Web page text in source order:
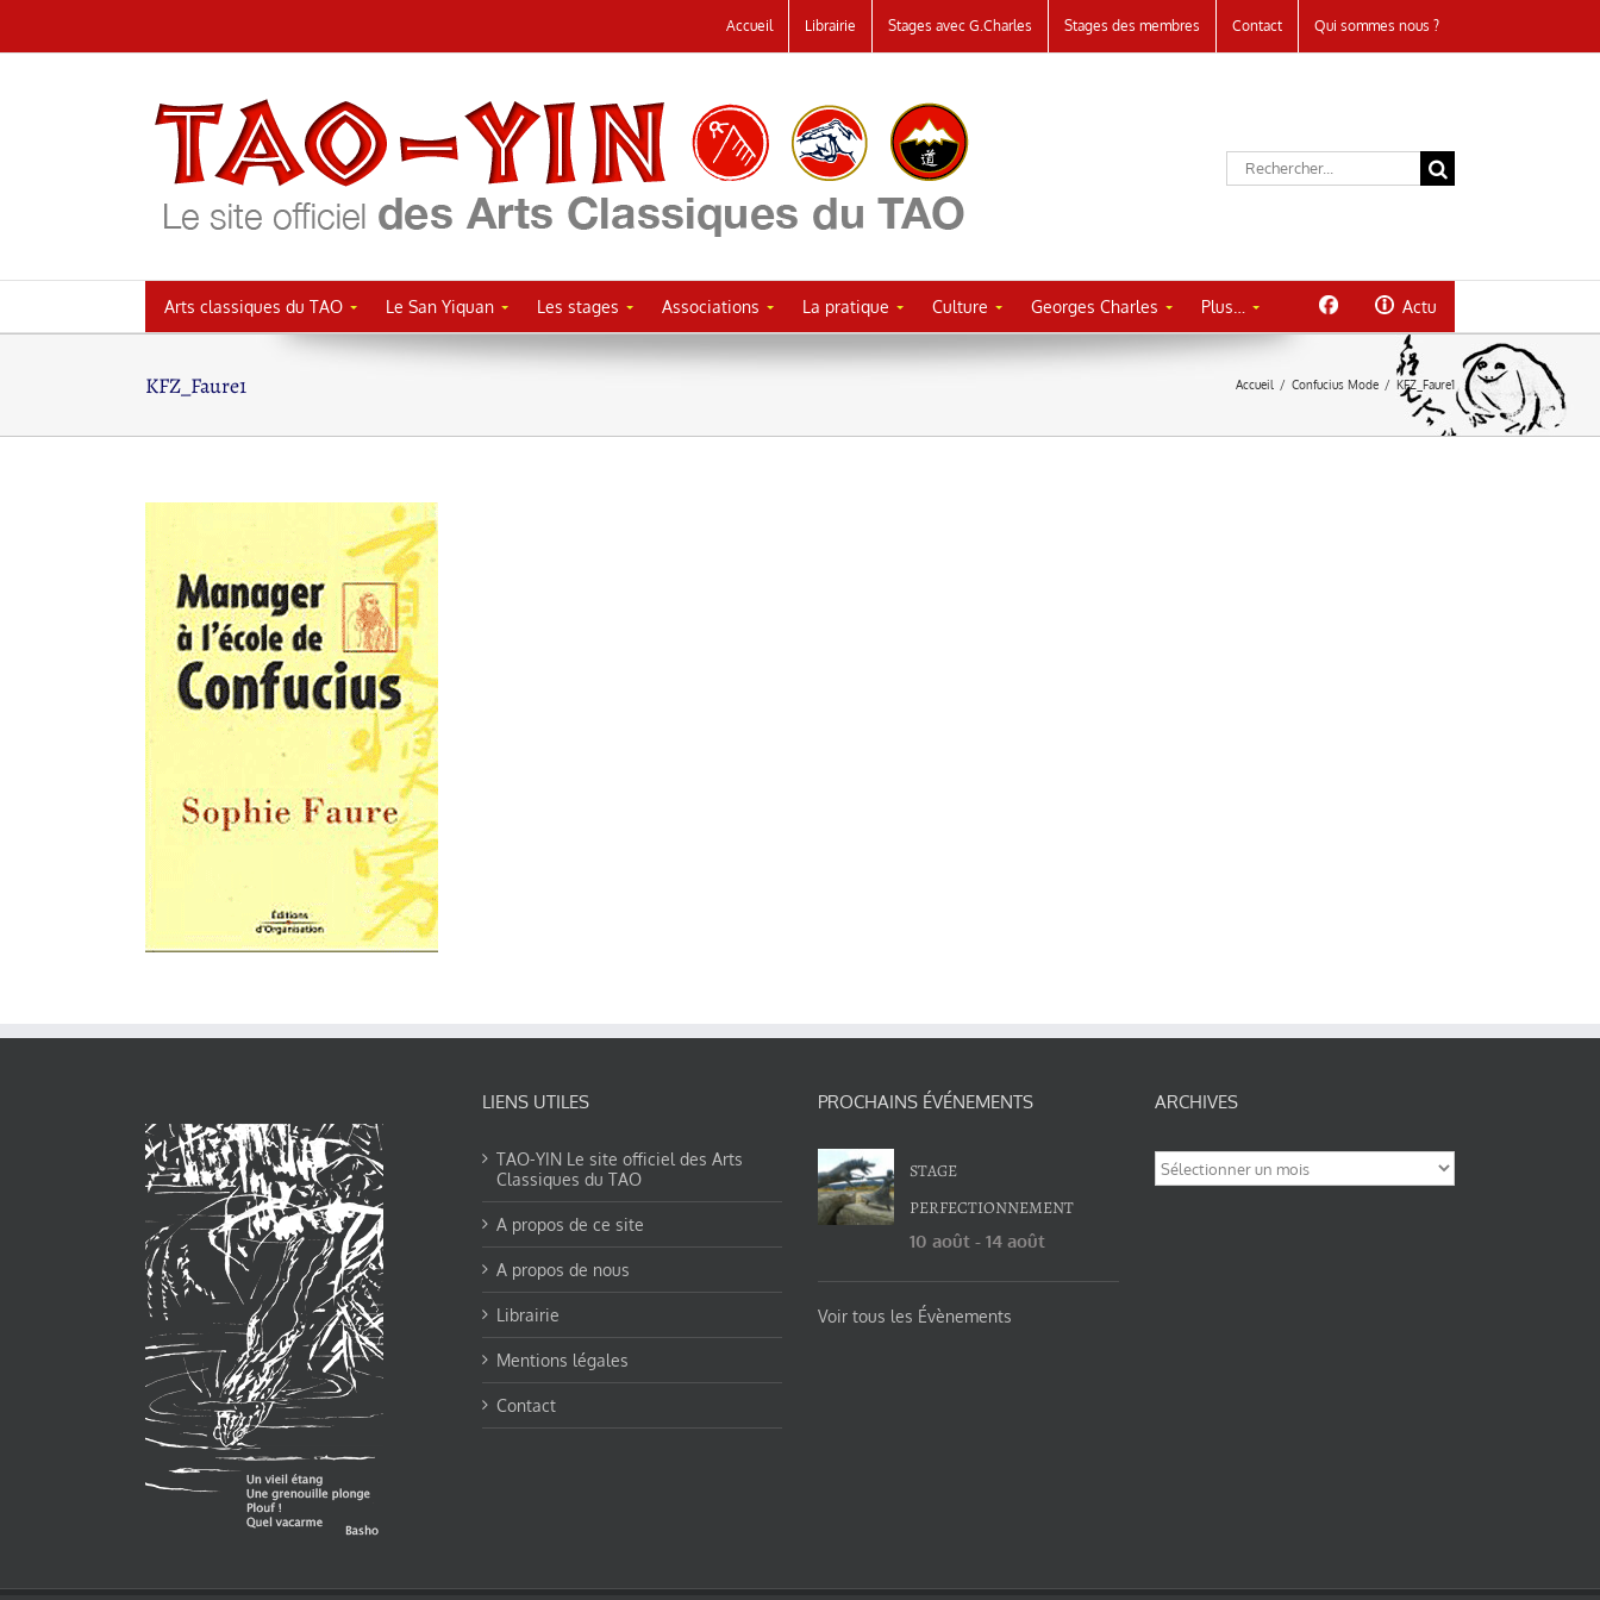
au
Accueil Librairie Stages avec G.Charles Stages des membres Contact Qui sommes nous ?
Rechercher:
Arts classiques du TAO Le San Yiquan Les stages Associations La pratique Culture Georges Charles Plus… Actu
KFZ_Faure1 Accueil / Confucius Mode / KFZ_Faure1
LIENS UTILES
TAO-YIN Le site officiel des Arts
Classiques du TAO
A propos de ce site
A propos de nous
Librairie
Mentions légales
Contact
PROCHAINS ÉVÉNEMENTS
STAGE
PERFECTIONNEMENT
10 août - 14 août
Voir tous les Évènements
ARCHIVES
Archives